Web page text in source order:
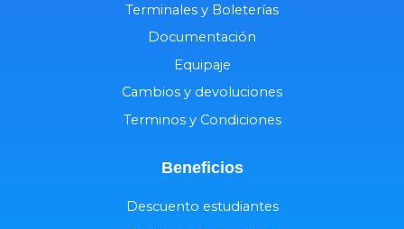
Terminales y Boleterías
Documentación
Equipaje
Cambios y devoluciones
Terminos y Condiciones
Beneficios
Descuento estudiantes